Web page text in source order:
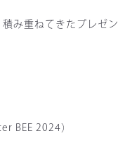
み重ねてきたプレゼン
BEE 2024）